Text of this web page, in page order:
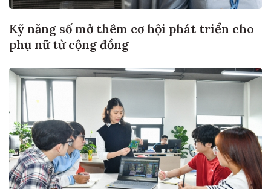
Kỹ năng số mở thêm cơ hội phát triển cho
phụ nữ từ cộng đồng